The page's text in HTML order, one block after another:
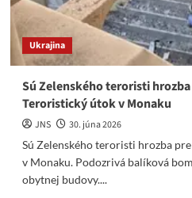
Ukrajina
Sú Zelenského teroristi hrozba
Teroristický útok v Monaku
JNS
30. júna 2026
Sú Zelenského teroristi hrozba
v Monaku. Podozrivá balíková
obytnej budovy....